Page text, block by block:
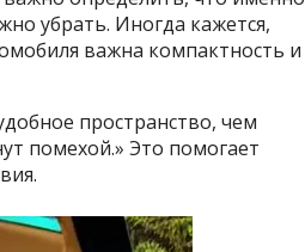
убрать. Иногда кажется,
важна компактность и
пространство, чем
помехой.» Это помогает